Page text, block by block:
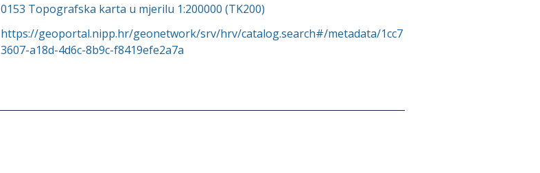
0153 Topografska karta u mjerilu 1:200000 (TK200)
https://geoportal.nipp.hr/geonetwork/srv/hrv/catalog.search#/metadata/1cc7
3607-a18d-4d6c-8b9c-f8419efe2a7a